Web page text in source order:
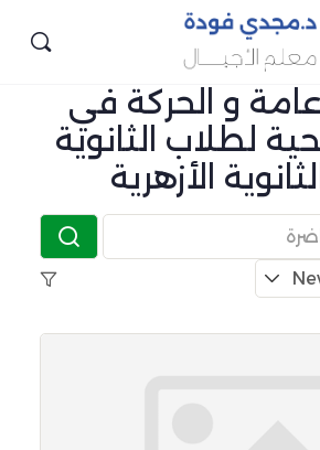
و الحركة في
لطلاب الثانوية
الأزهرية